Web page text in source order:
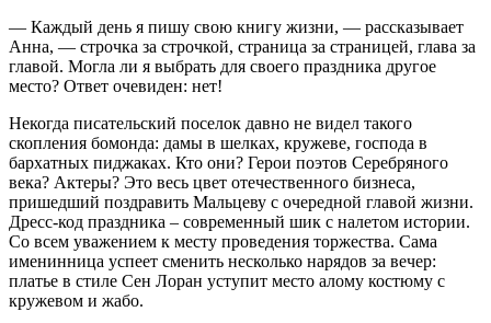
— Каждый день я пишу свою книгу жизни, — рассказывает
Анна, — строчка за строчкой, страница за страницей, глава за
главой. Могла ли я выбрать для своего праздника другое
место? Ответ очевиден: нет!
Некогда писательский поселок давно не видел такого
скопления бомонда: дамы в шелках, кружеве, господа в
бархатных пиджаках. Кто они? Герои поэтов Серебряного
века? Актеры? Это весь цвет отечественного бизнеса,
пришедший поздравить Мальцеву с очередной главой жизни.
Дресс-код праздника – современный шик с налетом истории.
Со всем уважением к месту проведения торжества. Сама
именинница успеет сменить несколько нарядов за вечер:
платье в стиле Сен Лоран уступит место алому костюму с
кружевом и жабо.